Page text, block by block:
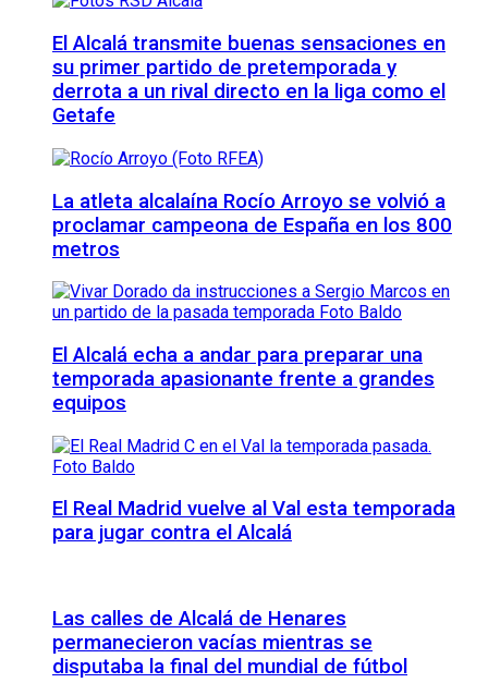
El Alcalá transmite buenas sensaciones en
su primer partido de pretemporada y
derrota a un rival directo en la liga como el
Getafe
La atleta alcalaína Rocío Arroyo se volvió a
proclamar campeona de España en los 800
metros
El Alcalá echa a andar para preparar una
temporada apasionante frente a grandes
equipos
El Real Madrid vuelve al Val esta temporada
para jugar contra el Alcalá
Las calles de Alcalá de Henares
permanecieron vacías mientras se
disputaba la final del mundial de fútbol